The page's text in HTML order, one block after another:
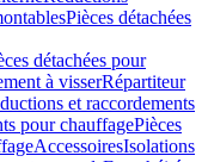
Pièces détachées
détachées pour
à visserRépartiteur
et raccordements
pour chauffagePièces
AccessoiresIsolations